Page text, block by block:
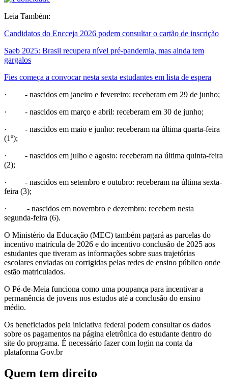
Leia Também:
Candidatos do Encceja 2026 podem consultar o cartão de inscrição
Saeb 2025: Brasil recupera nível pré-pandemia, mas ainda tem
gargalos
Fies começa a convocar nesta sexta estudantes em lista de espera
· - nascidos em janeiro e fevereiro: receberam em 29 de junho;
· - nascidos em março e abril: receberam em 30 de junho;
· - nascidos em maio e junho: receberam na última quarta-feira
(1º);
· - nascidos em julho e agosto: receberam na última quinta-feira
(2);
· - nascidos em setembro e outubro: receberam na última sexta-
feira (3);
· - nascidos em novembro e dezembro: recebem nesta
segunda-feira (6).
O Ministério da Educação (MEC) também pagará as parcelas do
incentivo matrícula de 2026 e do incentivo conclusão de 2025 aos
estudantes que tiveram as informações sobre suas trajetórias
escolares enviadas ou corrigidas pelas redes de ensino público onde
estão matriculados.
O Pé-de-Meia funciona como uma poupança para incentivar a
permanência de jovens nos estudos até a conclusão do ensino
médio.
Os beneficiados pela iniciativa federal podem consultar os dados
sobre os pagamentos na página eletrônica do estudante dentro do
site do programa. É necessário fazer com login na conta da
plataforma Gov.br
Quem tem direito